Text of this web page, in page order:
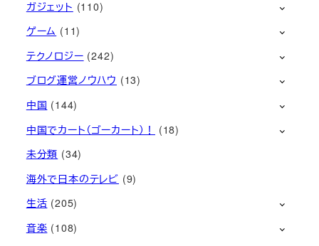
ガジェット (110)
ゲーム (11)
テクノロジー (242)
ブログ運営ノウハウ (13)
中国 (144)
中国でカート（ゴーカート）！
(18)
未分類 (34)
海外で日本のテレビ (9)
生活 (205)
音楽 (108)